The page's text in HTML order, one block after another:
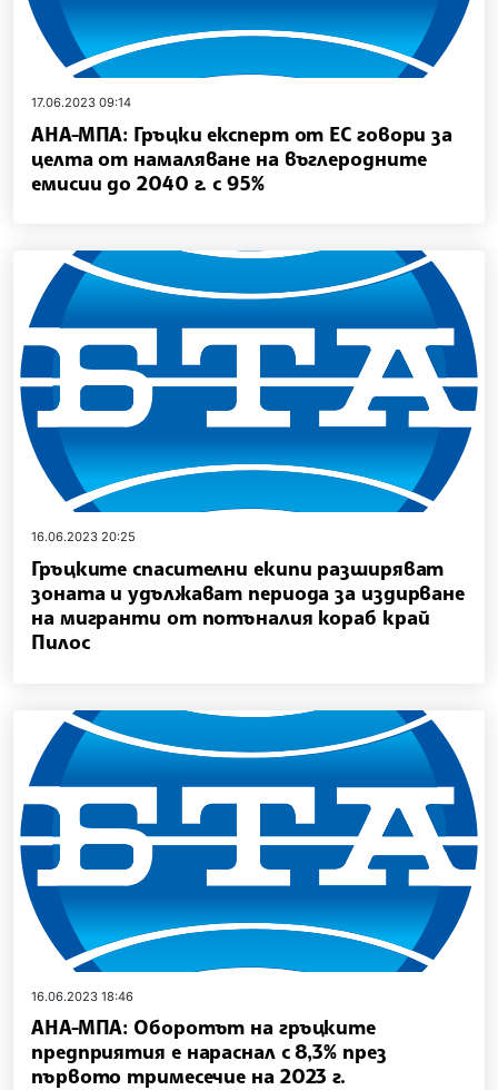
17.06.2023 09:14
АНА-МПА: Гръцки експерт от ЕС говори за
целта от намаляване на въглеродните
емисии до 2040 г. с 95%
16.06.2023 20:25
Гръцките спасителни екипи разширяват
зоната и удължават периода за издирване
на мигранти от потъналия кораб край
Пилос
16.06.2023 18:46
АНА-МПА: Оборотът на гръцките
предприятия е нараснал с 8,3% през
първото тримесечие на 2023 г.